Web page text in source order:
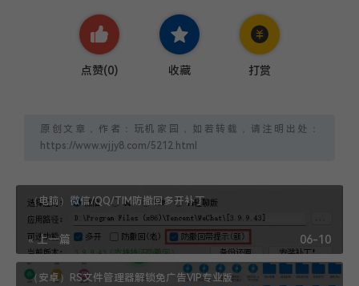
点赞(0) 收藏 打赏
原创文章，作者：玩机家园，如若转载，请注明出处：
https://www.wjjy8.com/5212.html
（电脑）微信/QQ/TIM防撤回多开补丁
« 上一篇 06-10
（安卓）RS文件管理器解锁免广告VIP专业版